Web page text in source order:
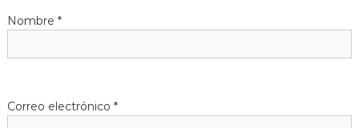
Nombre *
Correo electrónico *